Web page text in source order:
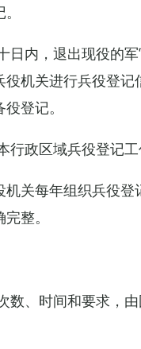
内，退出现役的
机关进行兵役登记
登记。
政区域兵役登记工
关每年组织兵役
整。
、时间和要求，